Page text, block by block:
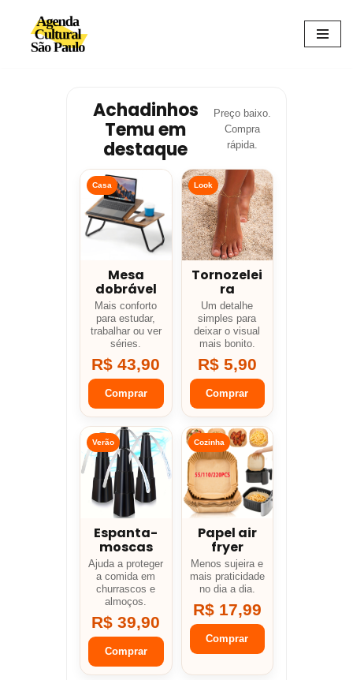
Avançar
Achadinhos
Temu em
destaque
Preço baixo.
Compra
rápida.
Casa
Mesa
dobrável
Mais conforto
para estudar,
trabalhar ou ver
séries.
R$ 43,90
Comprar
Look
Tornozelei
ra
Um detalhe
simples para
deixar o visual
mais bonito.
R$ 5,90
Comprar
Verão
Espanta-
moscas
Ajuda a proteger
a comida em
churrascos e
almoços.
R$ 39,90
Comprar
Cozinha
Papel air
fryer
Menos sujeira e
mais praticidade
no dia a dia.
R$ 17,99
Comprar